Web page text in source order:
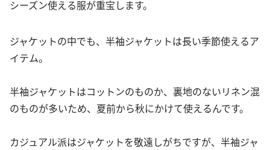
シーズン使える服が重宝します。
ジャケットの中でも、半袖ジャケットは長い季節使えるア
イテム。
半袖ジャケットはコットンのものか、裏地のないリネン混
のものが多いため、夏前から秋にかけて使えるんです。
カジュアル派はジャケットを敬遠しがちですが、半袖ジャ